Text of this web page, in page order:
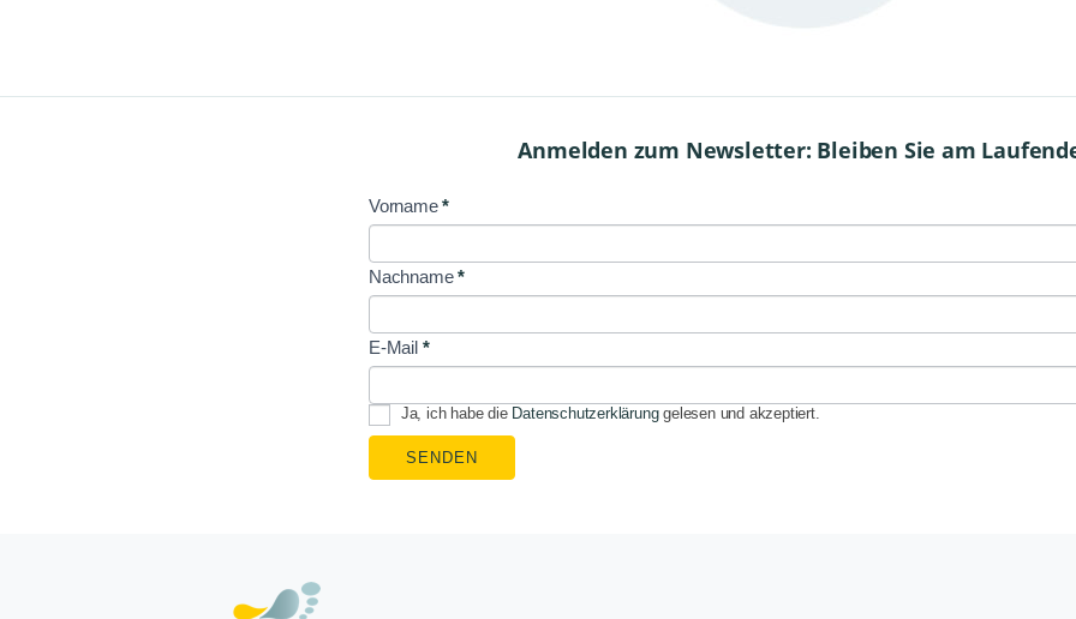
Anmelden zum Newsletter: Bleiben Sie am
NL
Signup
Vorname*
Nachname*
E-Mail *
Ja, ich habe die Datenschutzerklärunggelesen und akzeptiert.
SENDEN